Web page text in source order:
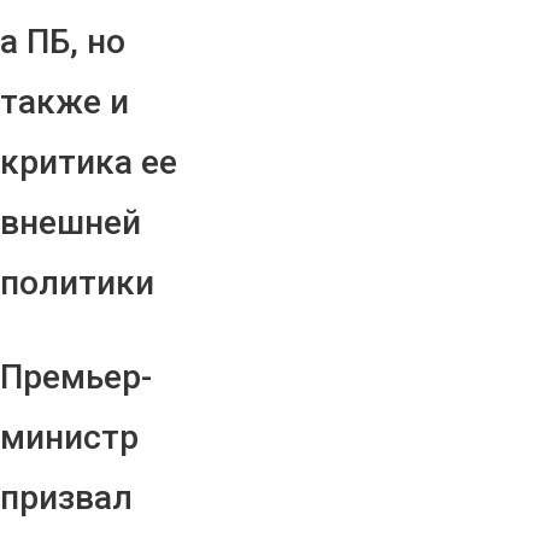
а ПБ, но
также и
критика ее
внешней
политики
Премьер-
министр
призвал